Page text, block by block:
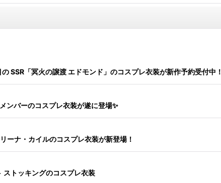
SSR「冥火の譲渡 エドモンド」のコスプレ衣装が新作予約受付中！
バーのコスプレ衣装が遂に登場✨
ーナ・カイルのコスプレ衣装が新登場！
トッキングのコスプレ衣装